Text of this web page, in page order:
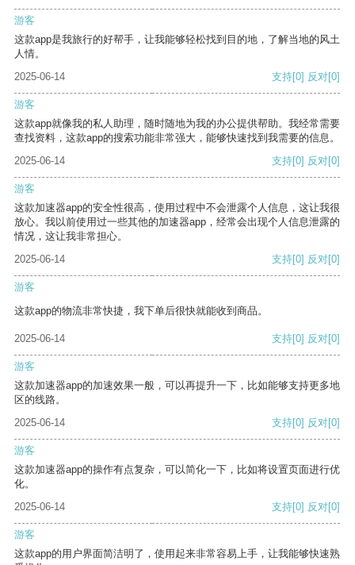
游客
这款app是我旅行的好帮手，让我能够轻松找到目的地，了解当地的风土
人情。
2025-06-14
支持[0] 反对[0]
游客
这款app就像我的私人助理，随时随地为我的办公提供帮助。我经常需要
查找资料，这款app的搜索功能非常强大，能够快速找到我需要的信息。
2025-06-14
支持[0] 反对[0]
游客
这款加速器app的安全性很高，使用过程中不会泄露个人信息，这让我很
放心。我以前使用过一些其他的加速器app，经常会出现个人信息泄露的
情况，这让我非常担心。
2025-06-14
支持[0] 反对[0]
游客
这款app的物流非常快捷，我下单后很快就能收到商品。
2025-06-14 支持[0] 反对[0]
游客
这款加速器app的加速效果一般，可以再提升一下，比如能够支持更多地
区的线路。
2025-06-14
支持[0] 反对[0]
游客
这款加速器app的操作有点复杂，可以简化一下，比如将设置页面进行优
化。
2025-06-14
支持[0] 反对[0]
游客
这款app的用户界面简洁明了，使用起来非常容易上手，让我能够快速熟